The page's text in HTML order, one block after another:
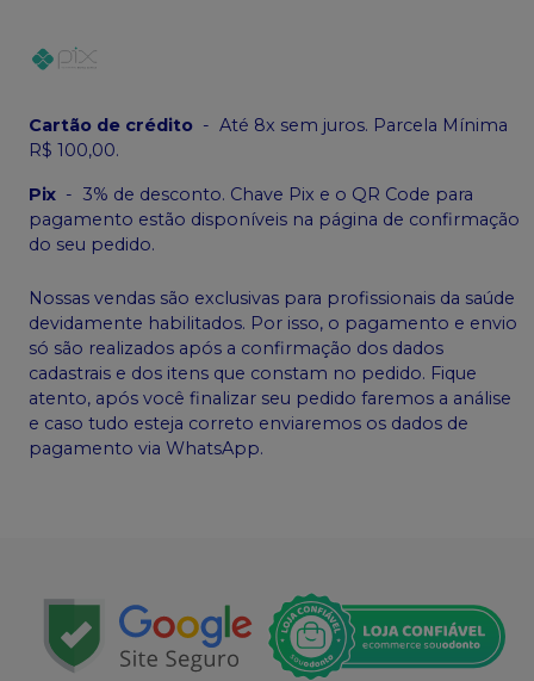
Cartão de crédito - Até 8x sem juros. Parcela Mínima
R$ 100,00.
Pix - 3% de desconto. Chave Pix e o QR Code para
pagamento estão disponíveis na página de confirmação
do seu pedido.
Nossas vendas são exclusivas para profissionais da saúde
devidamente habilitados. Por isso, o pagamento e envio
só são realizados após a confirmação dos dados
cadastrais e dos itens que constam no pedido. Fique
atento, após você finalizar seu pedido faremos a análise
e caso tudo esteja correto enviaremos os dados de
pagamento via WhatsApp.